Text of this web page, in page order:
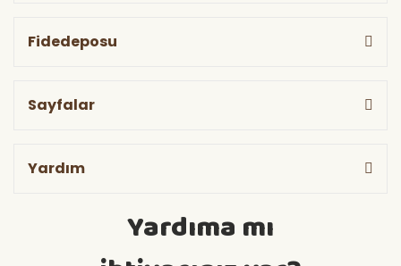
Fidedeposu
Sayfalar
Yardım
Yardıma mı